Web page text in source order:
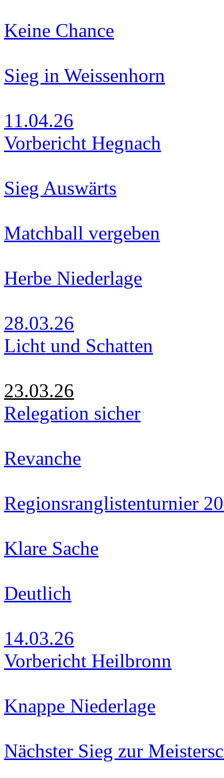
Keine Chance
Sieg in Weissenhorn
11.04.26
Vorbericht Hegnach
Sieg Auswärts
Matchball vergeben
Herbe Niederlage
28.03.26
Licht und Schatten
23.03.26
Relegation sicher
Revanche
Regionsranglistenturnier
Klare Sache
Deutlich
14.03.26
Vorbericht Heilbronn
Knappe Niederlage
Nächster Sieg zur